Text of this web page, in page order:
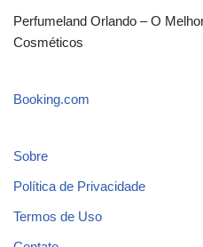
Perfumeland Orlando – O
Cosméticos
Booking.com
Sobre
Política de Privacidade
Termos de Uso